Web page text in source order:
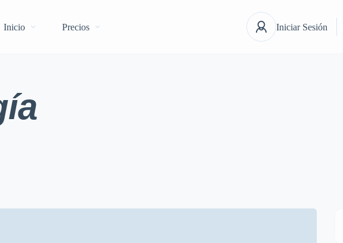
Inicio Precios Iniciar Sesión